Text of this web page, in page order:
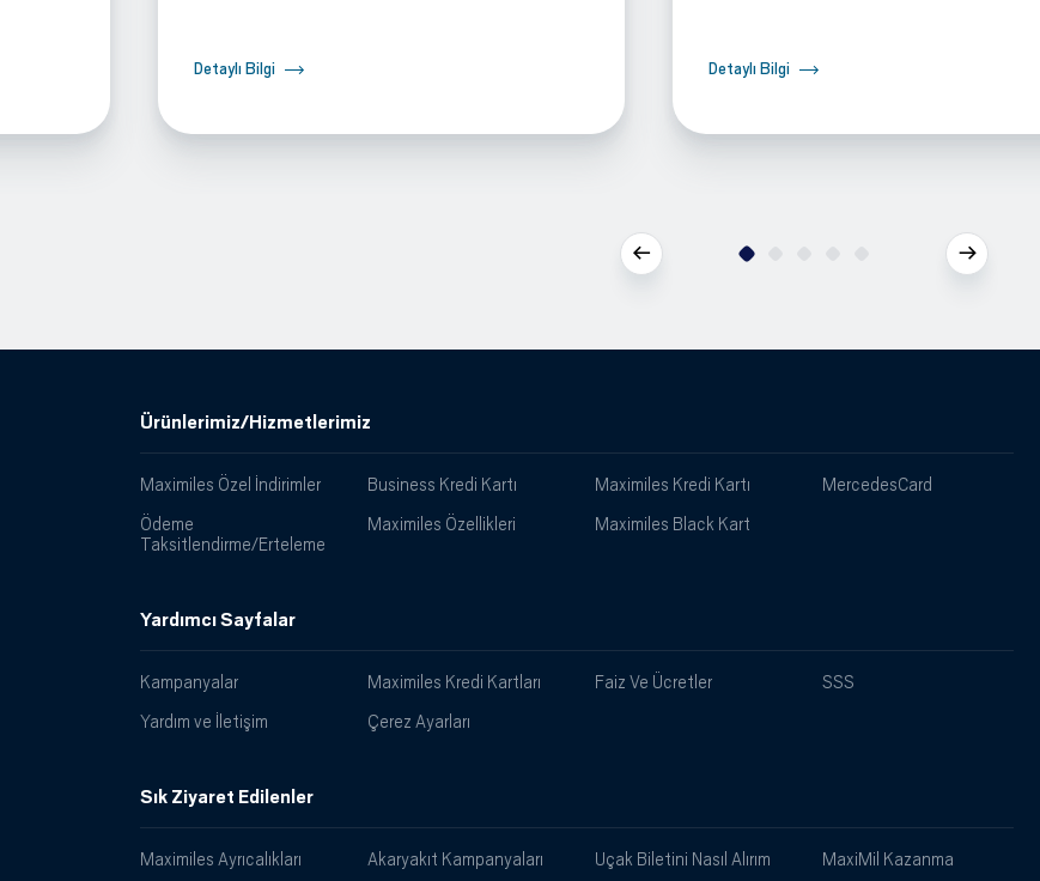
Detaylı Bilgi Detaylı Bilgi
Ürünlerimiz/Hizmetlerimiz
Maximiles Özel İndirimler Business Kredi Kartı Maximiles Kredi Kartı
MercedesCard
Ödeme
Taksitlendirme/Erteleme
Maximiles Özellikleri Maximiles Black Kart
Yardımcı Sayfalar
Kampanyalar Maximiles Kredi Kartları Faiz Ve Ücretler
SSS
Yardım ve İletişim
Çerez Ayarları
Sık Ziyaret Edilenler
Maximiles Ayrıcalıkları Akaryakıt Kampanyaları Uçak Biletini Nasıl Alırım MaxiMil Kazanma